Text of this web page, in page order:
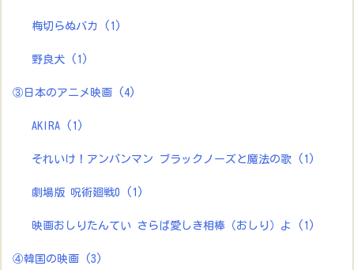
梅切らぬバカ (1)
野良犬 (1)
③日本のアニメ映画 (4)
AKIRA (1)
それいけ！アンパンマン ブラックノーズと魔法の歌 (1)
劇場版 呪術廻戦0 (1)
映画おしりたんてい さらば愛しき相棒（おしり）よ (1)
④韓国の映画 (3)